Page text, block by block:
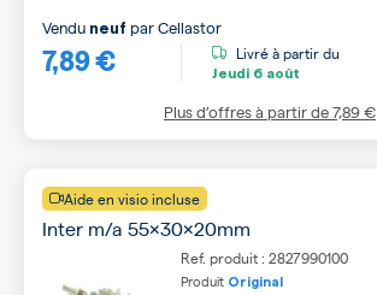
7,89 €
Vendu neuf parCellastor
Livré à partir du
Jeudi 6 août
Plus d’offres à partir de7,89 €
Aide en visio incluse
Inter m/a 55x30x20mm
Ref. produit : 2827990100
Produit Original